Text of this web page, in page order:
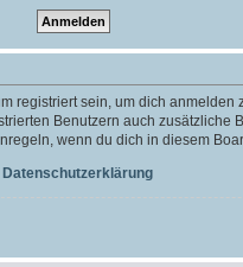
registriert sein, um dich
Benutzern auch
wenn du dich in diesem
Datenschutzerklärung